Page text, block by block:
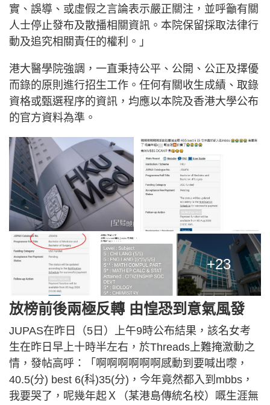
實、誤導、或虛假之言論表示嚴正關注，並呼籲有關
人士停止發布及散播相關資訊。本院保留採取法律行
動及追究相關責任的權利。」
港大醫學院強調，一直秉持公平、公開、公正及擇優
而錄的原則進行招生工作。任何有關收生成績、取錄
資格或甄選程序的資訊，均應以本院及香港大學公布
的官方資料為準。
+23
放榜前後兩極反轉 由惶恐到意氣風發
JUPAS在昨日（5日）上午9時公布結果，該名女考
生在昨日早上十時半左右，於Threads上難掩激動之
情，發帖高呼：「啊啊啊啊啊啊感動到要喊出嚟，
40.5(分) best 6(科)35(分)，今年竟然都入到mbbs，
我要哭了，呢幾年起Ｘ（某港島傳統名校）嘅生涯無